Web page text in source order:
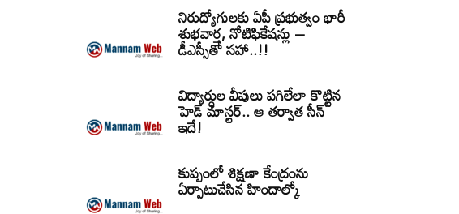
నిరుద్యోగులకు ఏపీ ప్రభుత్వం భారీ
శుభవార్త, నోటిఫికేషన్లు –
డీఎస్సీతో సహా..!!
విద్యార్ధుల వీపులు పగిలేలా కొట్టిన
హెడ్ మాస్టర్.. ఆ తర్వాత సీన్‌
ఇదే!
కుప్పంలో శిక్షణా కేంద్రంను
ఏర్పాటుచేసిన హిందాల్కో